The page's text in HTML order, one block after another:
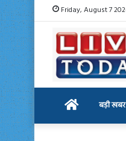
Friday, August 7
Home बड़ी खबर